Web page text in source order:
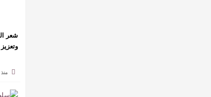
شعر
منذ 3 سنوات